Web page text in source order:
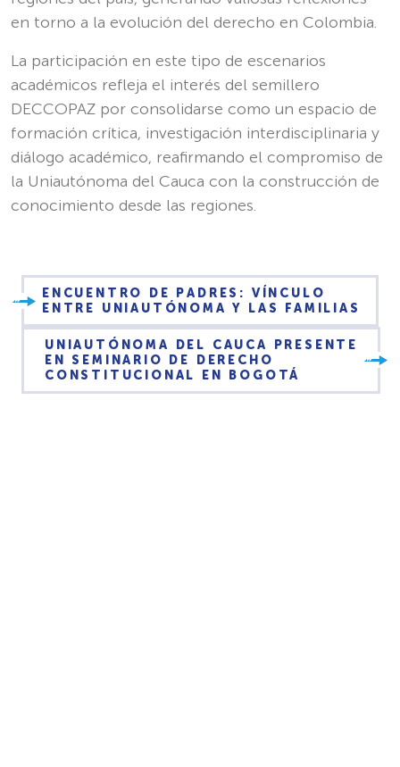
en torno a la evolución del derecho en Colombia.
La participación en este tipo de escenarios
académicos refleja el interés del semillero
DECCOPAZ por consolidarse como un espacio de
formación crítica, investigación interdisciplinaria y
diálogo académico, reafirmando el compromiso de
la Uniautónoma del Cauca con la construcción de
conocimiento desde las regiones.
ENCUENTRO DE PADRES: VÍNCULO
ENTRE UNIAUTÓNOMA Y LAS FAMILIAS
UNIAUTÓNOMA DEL CAUCA PRESENTE
EN SEMINARIO DE DERECHO
CONSTITUCIONAL EN BOGOTÁ